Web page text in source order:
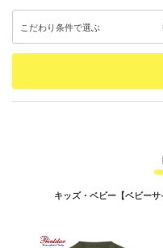
キッズ・ベビー【ベビー